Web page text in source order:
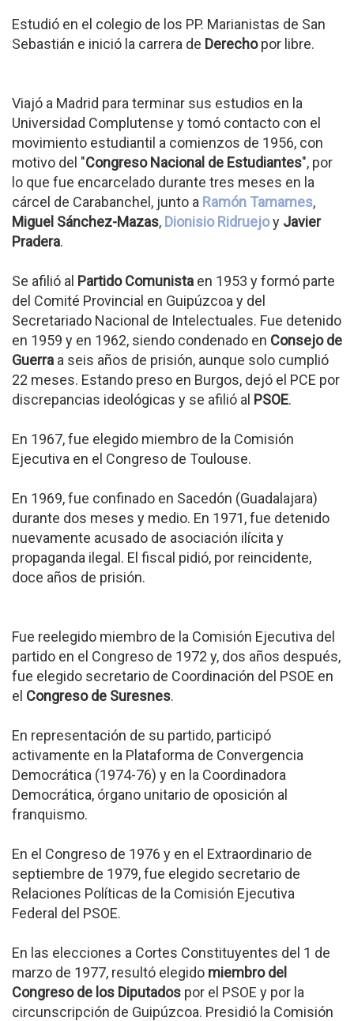
Estudió en el colegio de los PP. Marianistas de San
Sebastián e inició la carrera de Derechopor libre.
Viajó a Madrid para terminar sus estudios en la
Universidad Complutense y tomó contacto con el
movimiento estudiantil a comienzos de 1956, con
motivo del "Congreso Nacional de Estudiantes", por
lo que fue encarcelado durante tres meses en la
cárcel de Carabanchel, junto a Ramón Tamames,
Miguel Sánchez-Mazas, Dionisio Ridruejoy Javier
Pradera.
Se afilió al Partido Comunista en 1953 y formó parte
del Comité Provincial en Guipúzcoa y del
Secretariado Nacional de Intelectuales. Fue detenido
en 1959 y en 1962, siendo condenado en Consejo de
Guerra a seis años de prisión, aunque solo cumplió
22 meses. Estando preso en Burgos, dejó el PCE por
discrepancias ideológicas y se afilió al PSOE.
En 1967, fue elegido miembro de la Comisión
Ejecutiva en el Congreso de Toulouse.
En 1969, fue confinado en Sacedón (Guadalajara)
durante dos meses y medio. En 1971, fue detenido
nuevamente acusado de asociación ilícita y
propaganda ilegal. El fiscal pidió, por reincidente,
doce años de prisión.
Fue reelegido miembro de la Comisión Ejecutiva del
partido en el Congreso de 1972 y, dos años después,
fue elegido secretario de Coordinación del PSOE en
el Congreso de Suresnes.
En representación de su partido, participó
activamente en la Plataforma de Convergencia
Democrática (1974-76) y en la Coordinadora
Democrática, órgano unitario de oposición al
franquismo.
En el Congreso de 1976 y en el Extraordinario de
septiembre de 1979, fue elegido secretario de
Relaciones Políticas de la Comisión Ejecutiva
Federal del PSOE.
En las elecciones a Cortes Constituyentes del 1 de
marzo de 1977, resultó elegido miembro del
Congreso de los Diputados por el PSOE y por la
circunscripción de Guipúzcoa. Presidió la Comisión